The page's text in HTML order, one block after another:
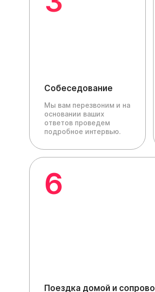
Собеседование
Мы вам перезвоним и на
основании ваших
ответов проведем
подробное интервью.
6
Поездка домой и